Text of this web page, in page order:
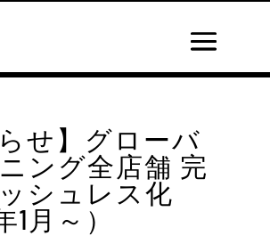
らせ】グローバ
ング全店舗 完
シュレス化
1月～）